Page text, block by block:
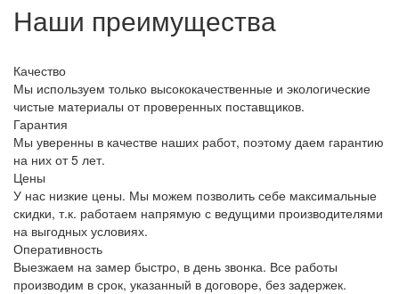
Наши преимущества
Качество
Мы используем только высококачественные и экологические
чистые материалы от проверенных поставщиков.
Гарантия
Мы уверенны в качестве наших работ, поэтому даем гарантию
на них от 5 лет.
Цены
У нас низкие цены. Мы можем позволить себе максимальные
скидки, т.к. работаем напрямую с ведущими производителями
на выгодных условиях.
Оперативность
Выезжаем на замер быстро, в день звонка. Все работы
производим в срок, указанный в договоре, без задержек.